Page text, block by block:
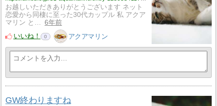
お越しいただきありがとうございます ネット
恋愛から同棲に至った30代カップル 私 アクア
マリン と…
6年前
いいね！
0 アクアマリン
GW終わりますね